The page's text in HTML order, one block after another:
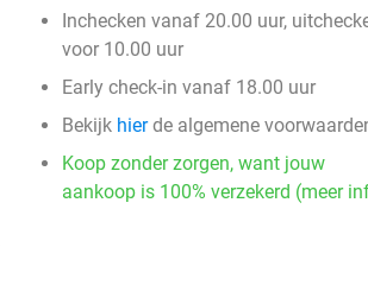
Inchecken vanaf 20.00 uur,
voor 10.00 uur
Early check-in vanaf 18.00 uur
Bekijk hierde algemene
Koop zonder zorgen, want jouw
aankoop is 100% verzekerd (meer